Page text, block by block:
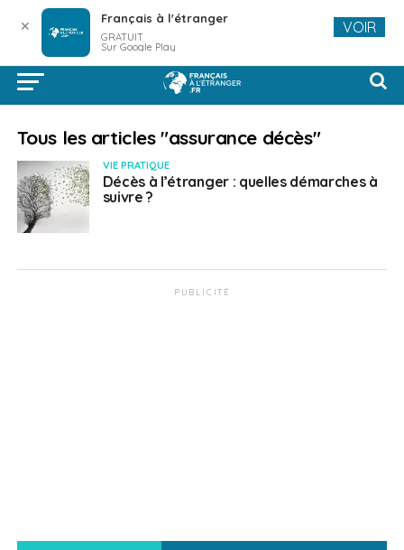
Tous les articles "assurance décès"
VIE PRATIQUE
Décès à l’étranger : quelles démarches à
suivre ?
PUBLICITÉ
✕ Français à l'étranger
GRATUIT
Sur Google Play
VOIR